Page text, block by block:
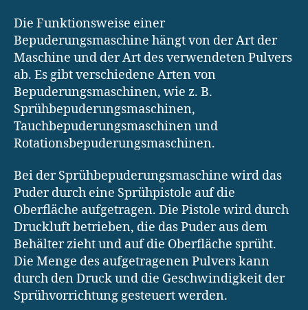
Die Funktionsweise einer
Bepuderungsmaschine hängt von der Art der
Maschine und der Art des verwendeten Pulvers
ab. Es gibt verschiedene Arten von
Bepuderungsmaschinen, wie z. B.
Sprühbepuderungsmaschinen,
Tauchbepuderungsmaschinen und
Rotationsbepuderungsmaschinen.
Bei der Sprühbepuderungsmaschine wird das
Puder durch eine Sprühpistole auf die
Oberfläche aufgetragen. Die Pistole wird durch
Druckluft betrieben, die das Puder aus dem
Behälter zieht und auf die Oberfläche sprüht.
Die Menge des aufgetragenen Pulvers kann
durch den Druck und die Geschwindigkeit der
Sprühvorrichtung gesteuert werden.